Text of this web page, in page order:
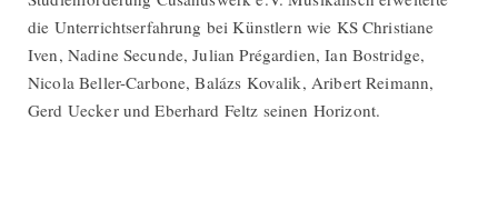
die Unterrichtserfahrung bei Künstlern wie KS Christiane
Iven, Nadine Secunde, Julian Prégardien, Ian Bostridge,
Nicola Beller-Carbone, Balázs Kovalik, Aribert Reimann,
Gerd Uecker und Eberhard Feltz seinen Horizont.